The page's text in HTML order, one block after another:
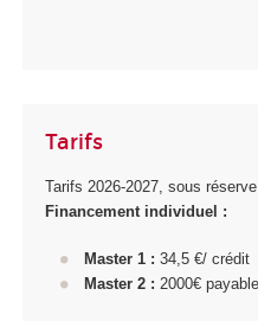
Tarifs
Tarifs 2026-2027, sous
Financement individuel :
Master 1 : 34,5 €/ crédit
Master 2 : 2000€